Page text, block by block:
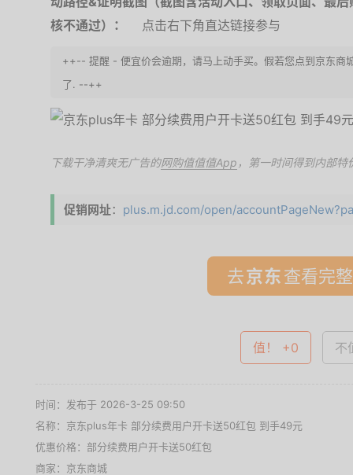
核不通过）：
点击右下角直达链接参与
++-- 提醒 - 便宜价会逾期，请马上动手买。假若您点到京东商
了. --++
下载干净清爽无广告的网购值值值App ，第一时间得到内部特
促销网址： plus.m.jd.com/open/
去 查看完
值！ +0 不
时间：发布于 2026-3-25 09:50
名称： 京东plus年卡 部分续费用户开卡送50红包 到手49元
优惠价格： 部分续费用户开卡送50红包
商家： 京东商城